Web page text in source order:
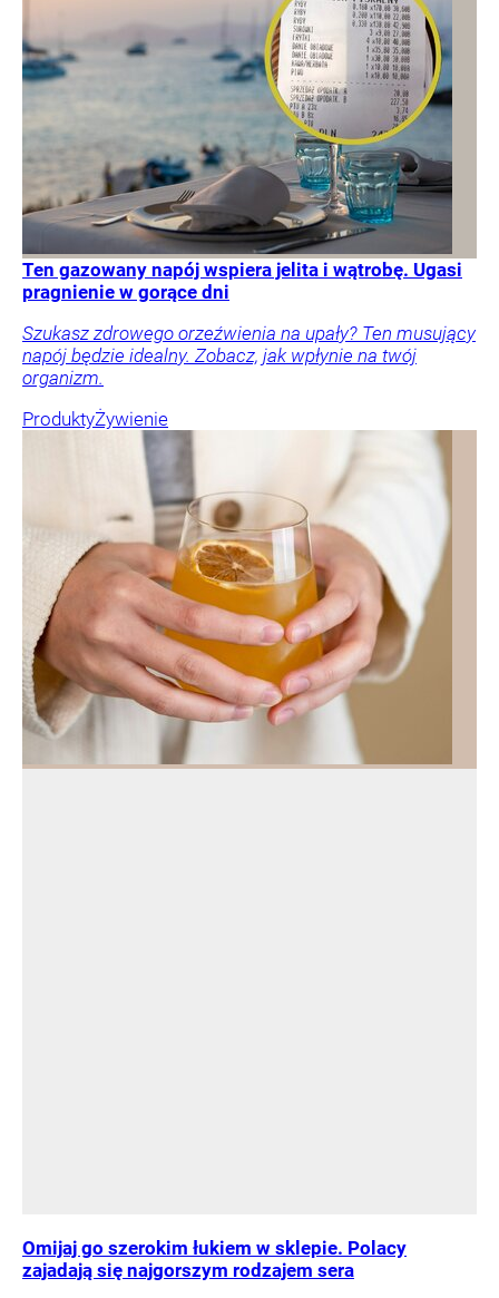
Ten gazowany napój wspiera jelita i wątrobę. Ugasi
pragnienie w gorące dni
Szukasz zdrowego orzeźwienia na upały? Ten musujący
napój będzie idealny. Zobacz, jak wpłynie na twój
organizm.
ProduktyŻywienie
Omijaj go szerokim łukiem w sklepie. Polacy
zajadają się najgorszym rodzajem sera